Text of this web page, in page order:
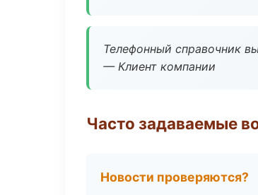
Телефонный справочник
— Клиент компании
Часто задаваемые
Новости проверяются?